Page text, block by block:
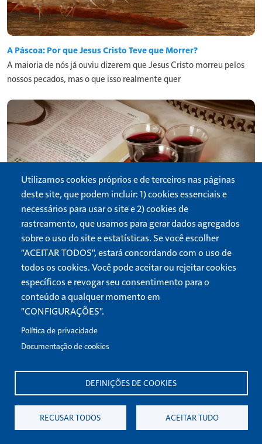
A Páscoa: Por que Jesus Cristo Teve que Morrer?
A maioria de nós já ouviu dizerem que Jesus Cristo morreu pelos
nossos pecados, mas o que isso realmente quer
“Cristo, Nossa Páscoa, Foi Sacrificado Por Nós”
Em 1 Coríntios 5:7, Paulo escreveu que “Cristo, nossa Páscoa, foi
sacrificado por nós”. Você entende o profundo significado dessa
Utilizamos cookies próprios e de terceiros nas páginas
deste site, que podem incluir: 1) cookies essenciais e
necessários para usar o site e 2) cookies de
rastreamento, que usamos para gerar dados agregados
sobre o uso do site e estatísticas. Se você escolher
"ACEITAR TODOS", estará concordando com o uso de
todos os cookies. Você pode aceitar ou rejeitar cookies
específicos e revogar seu consentimento para o
conteúdo a qualquer momento em
"CONFIGURAÇÕES".
Política de privacidade
Documentação de cookies
DEFINIÇÕES DE COOKIES
RECUSAR TODOS ACEITAR TUDO